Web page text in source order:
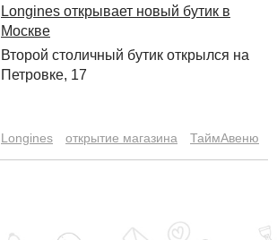
Longines открывает новый бутик в
Москве
Второй столичный бутик открылся на
Петровке, 17
Longines открытие магазина ТаймАвеню